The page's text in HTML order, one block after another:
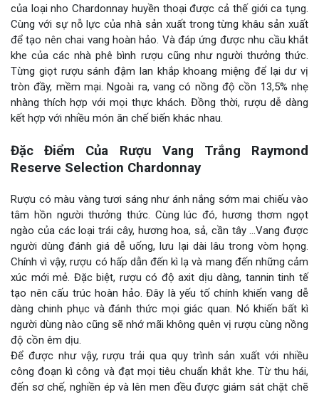
của loại nho Chardonnay huyền thoại được cả thế giới ca tụng.
Cùng với sự nỗ lực của nhà sản xuất trong từng khâu sản xuất
để tạo nên chai vang hoàn hảo. Và đáp ứng được nhu cầu khắt
khe của các nhà phê bình rượu cũng như người thưởng thức.
Từng giọt rượu sánh đậm lan khắp khoang miệng để lại dư vị
tròn đầy, mềm mại. Ngoài ra, vang có nồng độ cồn 13,5% nhẹ
nhàng thích hợp với mọi thực khách. Đồng thời, rượu dễ dàng
kết hợp với nhiều món ăn chế biến khác nhau.
Đặc Điểm Của Rượu Vang Trắng Raymond
Reserve Selection Chardonnay
Rượu có màu vàng tươi sáng như ánh nắng sớm mai chiếu vào
tâm hồn người thưởng thức. Cùng lúc đó, hương thơm ngọt
ngào của các loại trái cây, hương hoa, sả, cần tây …Vang được
người dùng đánh giá dễ uống, lưu lại dài lâu trong vòm họng.
Chính vì vậy, rượu có hấp dẫn đến kì lạ và mang đến những cảm
xúc mới mẻ. Đặc biệt, rượu có độ axit dịu dàng, tannin tinh tế
tạo nên cấu trúc hoàn hảo. Đây là yếu tố chính khiến vang dễ
dàng chinh phục và đánh thức mọi giác quan. Nó khiến bất kì
người dùng nào cũng sẽ nhớ mãi không quên vị rượu cùng nồng
độ cồn êm dịu.
Để được như vậy, rượu trải qua quy trình sản xuất với nhiều
công đoạn kì công và đạt mọi tiêu chuẩn khắt khe. Từ thu hái,
đến sơ chế, nghiền ép và lên men đều được giám sát chặt chẽ